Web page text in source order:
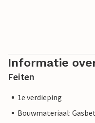
Informatie
Feiten
1e verdieping
Bouwmateriaal: